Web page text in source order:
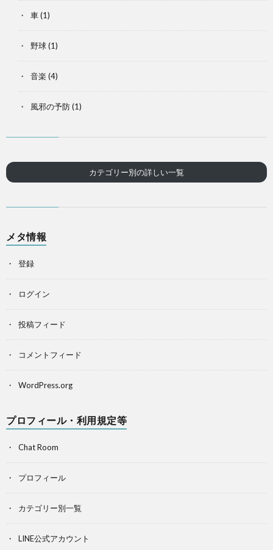
車(1)
野球(1)
音楽 (4)
風邪の予防(1)
カテゴリー別の詳しい一覧
メタ情報
登録
ログイン
投稿フィード
コメントフィード
WordPress.org
プロフィール・利用規定等
Chat Room
プロフィール
カテゴリー別一覧
LINE公式アカウント